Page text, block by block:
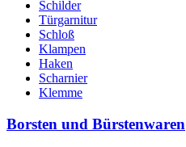
Schilder
Türgarnitur
Schloß
Klampen
Haken
Scharnier
Klemme
Borsten und Bürstenwaren